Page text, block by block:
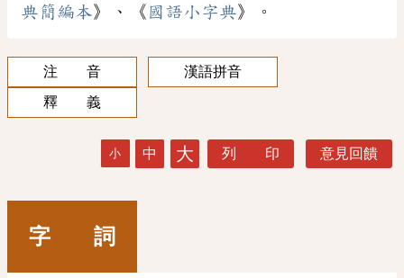
典簡編本》、《 國語小字典》。
注 音
漢語拼音
釋 義
小 中 大 列 印 意見回饋
字 詞